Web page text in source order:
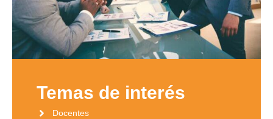
Temas de interés
Docentes